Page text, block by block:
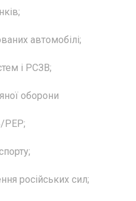
автомобілі;
і РСЗВ;
оборони
РЕР;
російських сил;